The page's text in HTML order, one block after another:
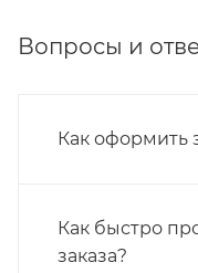
Вопросы и
Как оформить
Как быстро
заказа?